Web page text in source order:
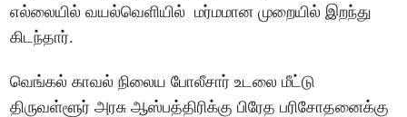
எல்லையில் வயல்வெளியில் மர்மமான முறையில் இறந்து
கிடந்தார்.
வெங்கல் காவல் நிலைய போலீசார் உடலை மீட்டு
திருவள்ளூர் அரசு ஆஸ்பத்திரிக்கு பிரேத பரிசோதனைக்கு